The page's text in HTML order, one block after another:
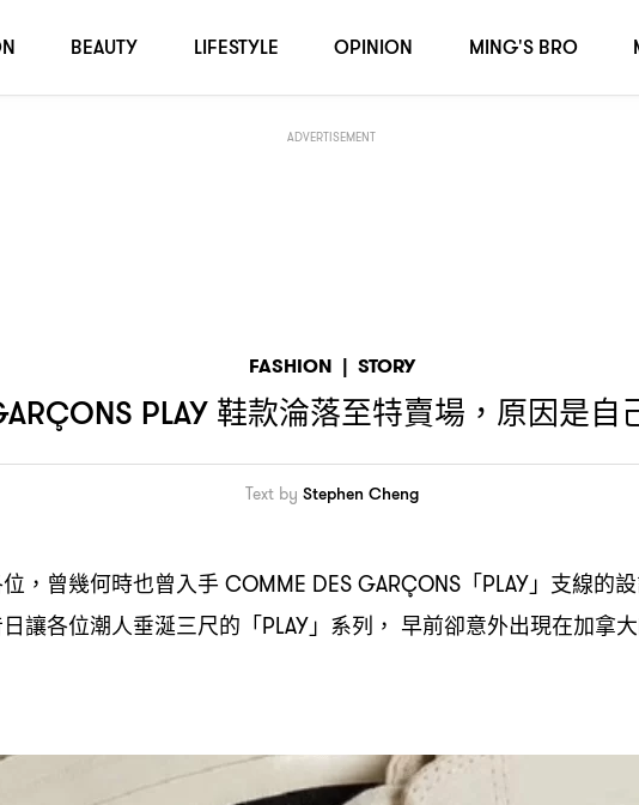
ADVERTISEMENT
FASHION | STORY
PLAY 鞋款淪落至特賣場 ， 原因是自
Text by Stephen Cheng
， 曾幾何時也曾入手 COMME DES GARÇONS 「PLAY」支線的
讓各位潮人垂涎三尺的「PLAY」系列 ， 早前卻意外出現在加拿
BEAUTY LIFESTYLE OPINION MING'S BRO
， ！？